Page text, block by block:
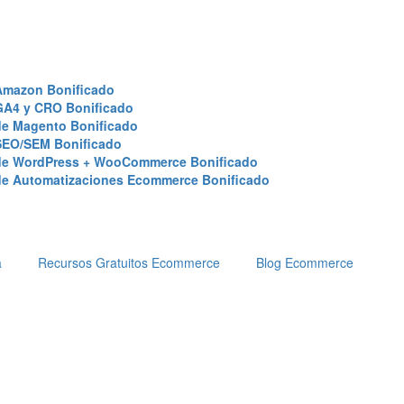
Bonificado
y CRO Bonificado
Magento Bonificado
SEM Bonificado
WordPress + WooCommerce Bonificado
Automatizaciones Ecommerce Bonificado
Recursos Gratuitos Ecommerce Blog Ecommerce